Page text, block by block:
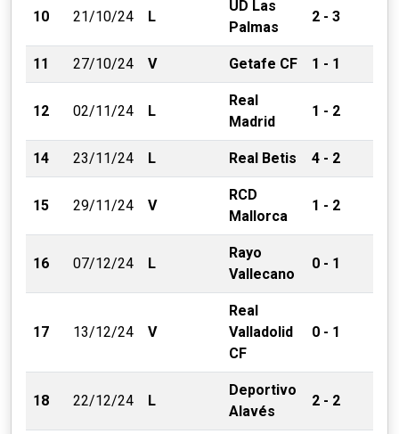
10 21/10/24 L
UD Las
Palmas
2 - 3
11 27/10/24 V Getafe CF 1 - 1
12 02/11/24 L
Real
Madrid
1 - 2
14 23/11/24 L Real Betis 4 - 2
15 29/11/24 V
RCD
Mallorca
1 - 2
16 07/12/24 L
Rayo
Vallecano
0 - 1
17 13/12/24 V
Real
Valladolid
CF
0 - 1
18 22/12/24 L
Deportivo
Alavés
2 - 2